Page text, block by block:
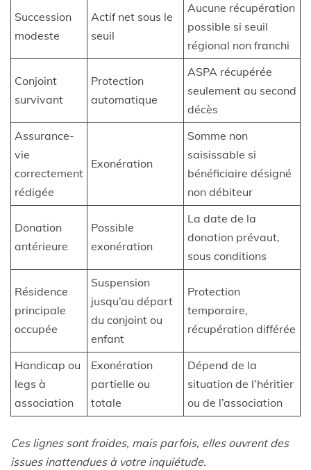
Succession
modeste
Actif net sous le
seuil
Aucune récupération
possible si seuil
régional non franchi
Conjoint
survivant
Protection
automatique
ASPA récupérée
seulement au second
décès
Assurance-
vie
correctement
rédigée
Exonération
Somme non
saisissable si
bénéficiaire désigné
non débiteur
Donation
antérieure
Possible
exonération
La date de la
donation prévaut,
sous conditions
Résidence
principale
occupée
Suspension
jusqu’au départ
du conjoint ou
enfant
Protection
temporaire,
récupération différée
Handicap ou
legs à
association
Exonération
partielle ou
totale
Dépend de la
situation de l’héritier
ou de l’association
Ces lignes sont froides, mais parfois, elles ouvrent des
issues inattendues à votre inquiétude.